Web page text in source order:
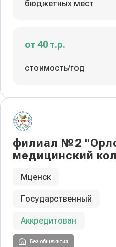
бюджетных мест
от 40 т.р.
стоимость/год
филиал №2
медицинский
Мценск
Государственный
Аккредитован
Без общежития